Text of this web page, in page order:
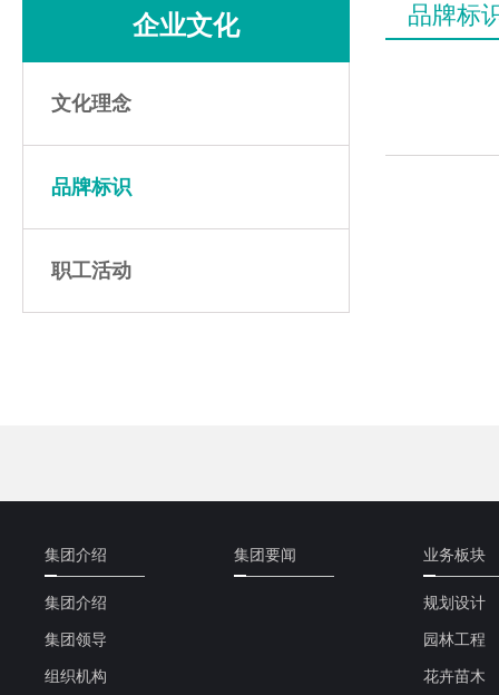
企业文化
文化理念
品牌标识
职工活动
品牌标
集团介绍
集团介绍
集团领导
组织机构
集团要闻 业务板块
规划设计
园林工程
花卉苗木